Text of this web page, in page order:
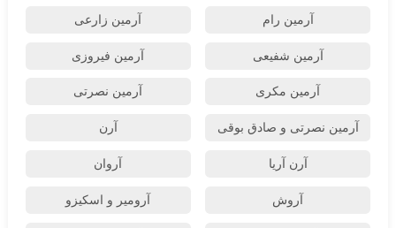
آرمین رام آرمین زارعی
آرمین شفیعی آرمین فیروزی
آرمین مکری آرمین نصرتی
آرمین نصرتی و صادق بوقی آرن
آرن آریا آروان
آروش آرومیر و اسکیزو